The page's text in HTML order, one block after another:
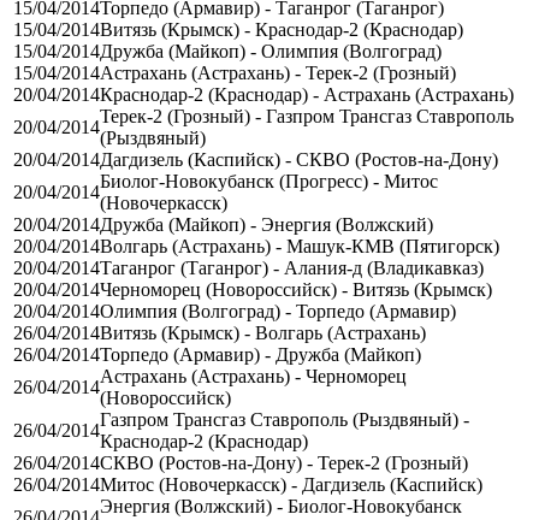
15/04/2014Торпедо (Армавир) - Таганрог (Таганрог)
15/04/2014Витязь (Крымск) - Краснодар-2 (Краснодар)
15/04/2014Дружба (Майкоп) - Олимпия (Волгоград)
15/04/2014Астрахань (Астрахань) - Терек-2 (Грозный)
20/04/2014Краснодар-2 (Краснодар) - Астрахань (Астрахань)
20/04/2014
Терек-2 (Грозный) - Газпром Трансгаз Ставрополь
(Рыздвяный)
20/04/2014Дагдизель (Каспийск) - СКВО (Ростов-на-Дону)
20/04/2014
Биолог-Новокубанск (Прогресс) - Митос
(Новочеркасск)
20/04/2014Дружба (Майкоп) - Энергия (Волжский)
20/04/2014Волгарь (Астрахань) - Машук-КМВ (Пятигорск)
20/04/2014Таганрог (Таганрог) - Алания-д (Владикавказ)
20/04/2014Черноморец (Новороссийск) - Витязь (Крымск)
20/04/2014Олимпия (Волгоград) - Торпедо (Армавир)
26/04/2014Витязь (Крымск) - Волгарь (Астрахань)
26/04/2014Торпедо (Армавир) - Дружба (Майкоп)
26/04/2014
Астрахань (Астрахань) - Черноморец
(Новороссийск)
26/04/2014
Газпром Трансгаз Ставрополь (Рыздвяный) -
Краснодар-2 (Краснодар)
26/04/2014СКВО (Ростов-на-Дону) - Терек-2 (Грозный)
26/04/2014Митос (Новочеркасск) - Дагдизель (Каспийск)
Энергия (Волжский) - Биолог-Новокубанск